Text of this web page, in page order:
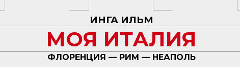
ИНГА ИЛЬМ
МОЯ ИТАЛИЯ
ФЛОРЕНЦИЯ — РИМ — НЕАПОЛЬ